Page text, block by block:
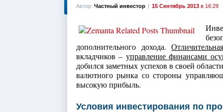
Автор: Частный инвестор | 15 Сентябрь 2013 в 16:29
дополнительного дохода.
вкладчиков – управление финансами
добился заметных успехов в своей
валютного рынка со стороны
высокую прибыль.
Условия инвестирования по